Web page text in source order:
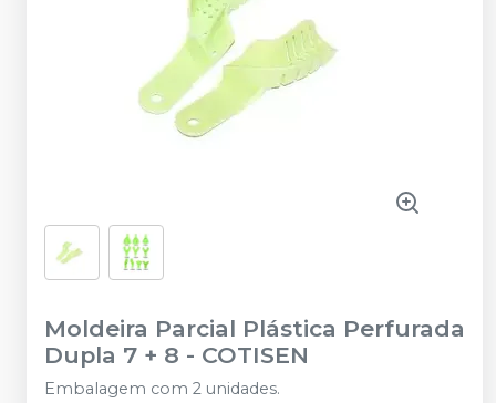
Moldeira Parcial Plástica Perfurada
Dupla 7 + 8 - COTISEN
Embalagem com 2 unidades.